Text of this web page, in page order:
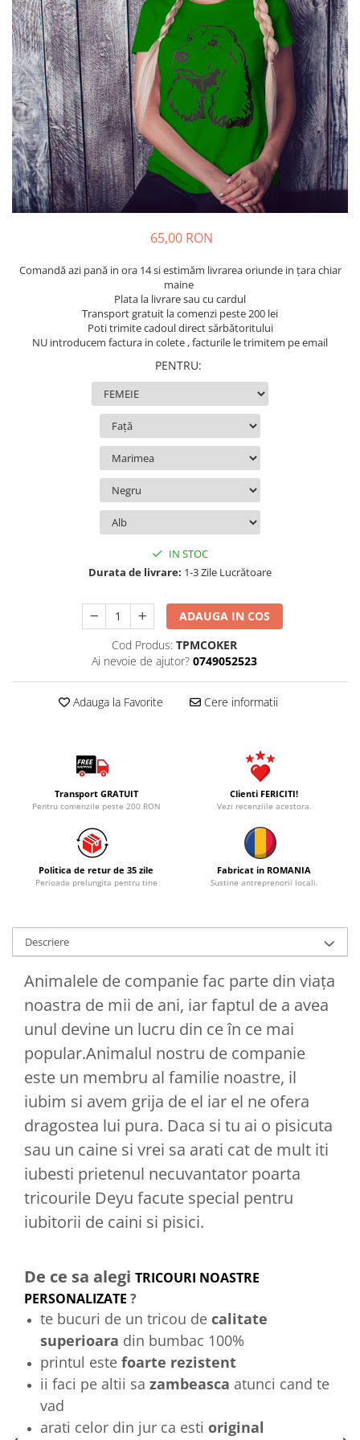
Tricouri Diverse
Tricouri Azi esti Tanar si maine...
Tricouri Motivationale
Tricouri Mamici
Tricouri Pensionari
Tricouri Animalute
Tricouri Stari
Tricouri Gameri
Tricouri Mesaje Virale
Tricouri Copii
65,00 RON
Comandă azi pană in ora 14 si estimăm livrarea oriunde in țara chiar
maine
Plata la livrare sau cu cardul
Transport gratuit la comenzi peste 200 lei
Poti trimite cadoul direct sărbătoritului
NU introducem factura in colete , facturile le trimitem pe email
PENTRU:
IN STOC
Durata de livrare: 1-3 Zile Lucrătoare
ADAUGA IN COS
Cod Produs: TPMCOKER
Ai nevoie de ajutor? 0749052523
Adauga la Favorite Cere informatii
Transport GRATUIT
Pentru comenzile peste 200 RON
Clienti FERICITI!
Vezi recenziile acestora.
Politica de retur de 35 zile
Perioada prelungita pentru tine
Fabricat in ROMANIA
Sustine antreprenorii locali.
Descriere
Animalele de companie fac parte din viaţa
noastra de mii de ani, iar faptul de a avea
unul devine un lucru din ce în ce mai
popular.Animalul nostru de companie
este un membru al familie noastre, il
iubim si avem grija de el iar el ne ofera
dragostea lui pura. Daca si tu ai o pisicuta
sau un caine si vrei sa arati cat de mult iti
iubesti prietenul necuvantator poarta
tricourile Deyu facute special pentru
iubitorii de caini si pisici.
De ce sa alegi TRICOURI NOASTRE
PERSONALIZATE ?
te bucuri de un tricou de calitate
superioara din bumbac 100%
printul este foarte rezistent
ii faci pe altii sa zambeasca atunci cand te
vad
arati celor din jur ca esti original